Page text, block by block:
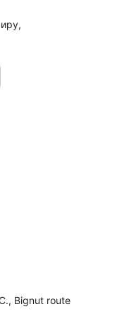
Bignut route